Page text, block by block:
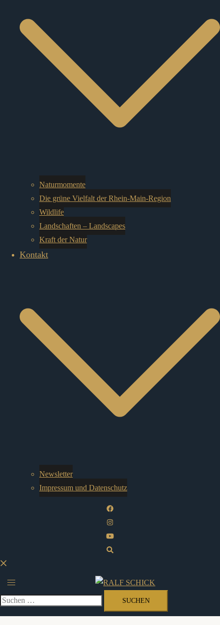
Naturmomente
Die grüne Vielfalt der Rhein-Main-Region
Wildlife
Landschaften – Landscapes
Kraft der Natur
Kontakt
Newsletter
Impressum und Datenschutz
Menü
umschalten
Suchen